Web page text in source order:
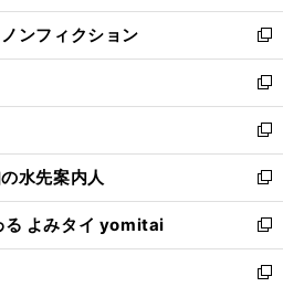
開
く
ウ
で
開
く
ン
ド
ウ
で
開
く
ウ
ィ
ン
ド
ウ
で
開
く
ンフィクション
新
し
い
ウ
ィ
ン
ド
ウ
で
開
く
新
し
い
ウ
ィ
ン
ド
ウ
で
新
し
い
ウ
ィ
ン
ド
水先案内人
新
し
い
ウ
ィ
る よみタイ yomitai
新
し
い
新